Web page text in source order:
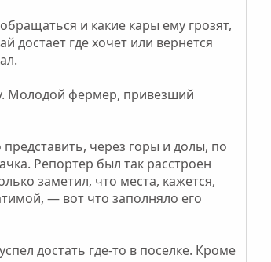
и какие кары ему грозят,
достает где хочет или вернется
Молодой фермер, привезший
через горы и долы, по
Репортер был так расстроен
заметил, что места, кажется,
— вот что заполняло его
достать где-то в поселке. Кроме